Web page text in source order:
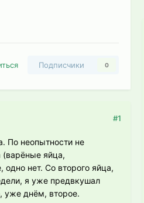
Подписчики 0
#1
По неопытности не
(варёные яйца,
нет. Со второго яйца,
я уже предвкушал
уже днём, второе.